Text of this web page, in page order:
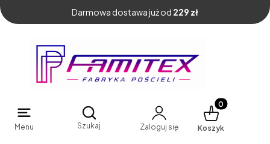
Darmowa dostawa już od 229 zł
Menu
Otwórz wyszukiwarkę
Szukaj Zaloguj się
Produkty w
Koszyk